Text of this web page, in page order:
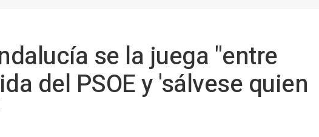
se la juega "entre
del PSOE y 'sálvese quien